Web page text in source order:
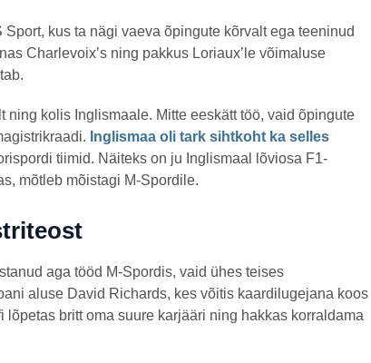
kus ta nägi vaeva õpingute kõrvalt ega teeninud
Charlevoix’s ning pakkus Loriaux’le võimaluse
kolis Inglismaale. Mitte eeskätt töö, vaid õpingute
Inglismaa oli tark sihtkoht ka selles
tiimid. Näiteks on ju Inglismaal lõviosa F1-
mõtleb mõistagi M-Spordile.
aga tööd M-Spordis, vaid ühes teises
aluse David Richards, kes võitis kaardilugejana koos
britt oma suure karjääri ning hakkas korraldama